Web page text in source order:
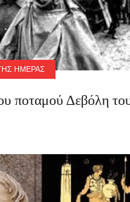
ΗΜΈΡΑΣ
ποταμού Δεβόλη